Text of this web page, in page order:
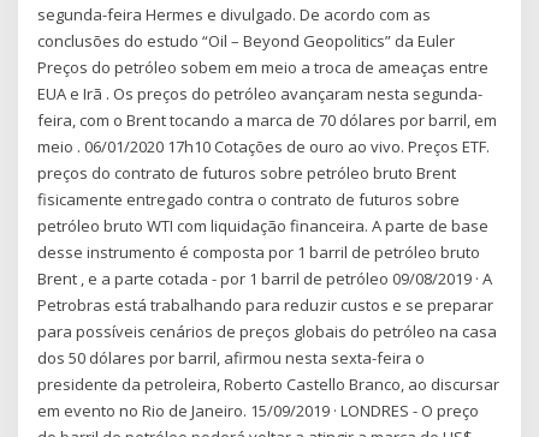
segunda-feira Hermes e divulgado. De acordo com as
conclusões do estudo “Oil – Beyond Geopolitics” da Euler
Preços do petróleo sobem em meio a troca de ameaças entre
EUA e Irã . Os preços do petróleo avançaram nesta segunda-
feira, com o Brent tocando a marca de 70 dólares por barril, em
meio . 06/01/2020 17h10 Cotações de ouro ao vivo. Preços ETF.
preços do contrato de futuros sobre petróleo bruto Brent
fisicamente entregado contra o contrato de futuros sobre
petróleo bruto WTI com liquidação financeira. A parte de base
desse instrumento é composta por 1 barril de petróleo bruto
Brent , e a parte cotada - por 1 barril de petróleo 09/08/2019 · A
Petrobras está trabalhando para reduzir custos e se preparar
para possíveis cenários de preços globais do petróleo na casa
dos 50 dólares por barril, afirmou nesta sexta-feira o
presidente da petroleira, Roberto Castello Branco, ao discursar
em evento no Rio de Janeiro. 15/09/2019 · LONDRES - O preço